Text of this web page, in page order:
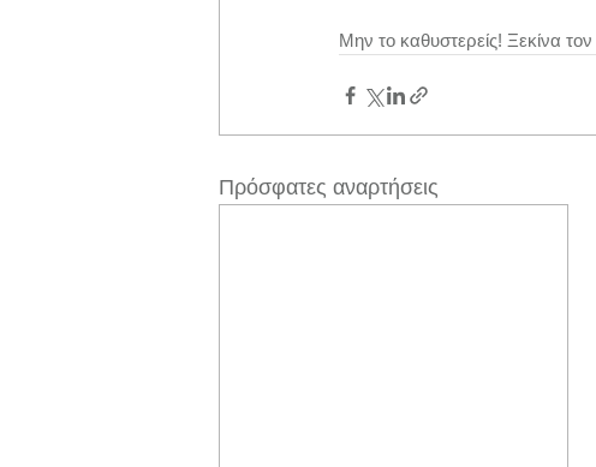
Μην το καθυστερείς! Ξεκίνα τον
Πρόσφατες αναρτήσεις